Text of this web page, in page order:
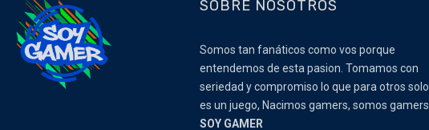
SOBRE NOSOTROS
Somos tan fanáticos como vos porque
entendemos de esta pasion. Tomamos con
seriedad y compromiso lo que para otros solo
es un juego, Nacimos gamers, somos gamers.
SOY GAMER